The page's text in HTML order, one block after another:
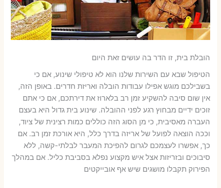
הובלת בית, זו הדר בה עושים זאת היום
הטיפול שבא עם השירות שלנו הוא לא טיפולי שינוע, אם כי
בשבילכם מוגש אפילו עבודות הובלה ואריזת חדרים. באופן הזה,
אין שום סיבה להשקיע זמן רב בלארוז את דירתכם, אם כי אתם
זוכים ידיים מבחוץ רגע לפני ההובלה. שינוע בית גדול היא בעצם
העברה מאסיבית, כי מן הסוג הזה כוללים כמות רצינית של ציוד,
וככה הוצאה לפועל של אריזה בדרך כלל, היא אורכת זמן רב. אם
כך, אפשרו לעצמכם לגרום להפיכת המעבר לבלתי-קשה, ללא
סיבוכים ובזריזות אצל איש מקצוע נפלא בסביבת כליל. אם במהלך
הפירוק תקבלו מושגים שיש אף אובייקטים